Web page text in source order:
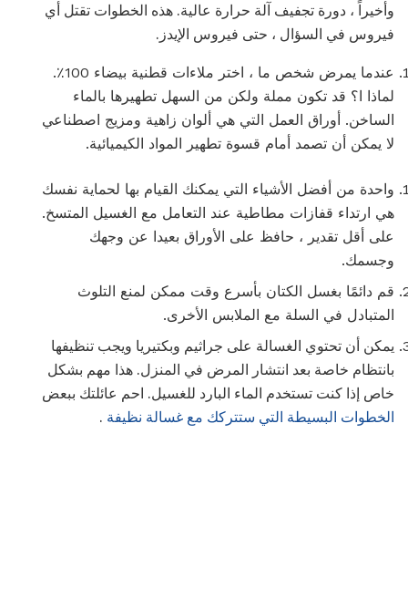
وأخيراً ، دورة تجفيف آلة حرارة عالية. هذه الخطوات تقتل أي
فيروس في السؤال ، حتى فيروس الإيدز.
عندما يمرض شخص ما ، اختر ملاءات قطنية بيضاء 100٪.
لماذا ا؟ قد تكون مملة ولكن من السهل تطهيرها بالماء
الساخن. أوراق العمل التي هي ألوان زاهية ومزيج اصطناعي
لا يمكن أن تصمد أمام قسوة تطهير المواد الكيميائية.
واحدة من أفضل الأشياء التي يمكنك القيام بها لحماية نفسك
هي ارتداء قفازات مطاطية عند التعامل مع الغسيل المتسخ.
على أقل تقدير ، حافظ على الأوراق بعيدا عن وجهك
وجسمك.
قم دائمًا بغسل الكتان بأسرع وقت ممكن لمنع التلوث
المتبادل في السلة مع الملابس الأخرى.
يمكن أن تحتوي الغسالة على جراثيم وبكتيريا ويجب تنظيفها
بانتظام خاصة بعد انتشار المرض في المنزل. هذا مهم بشكل
خاص إذا كنت تستخدم الماء البارد للغسيل. احم عائلتك ببعض
الخطوات البسيطة التي ستتركك مع غسالة نظيفة .